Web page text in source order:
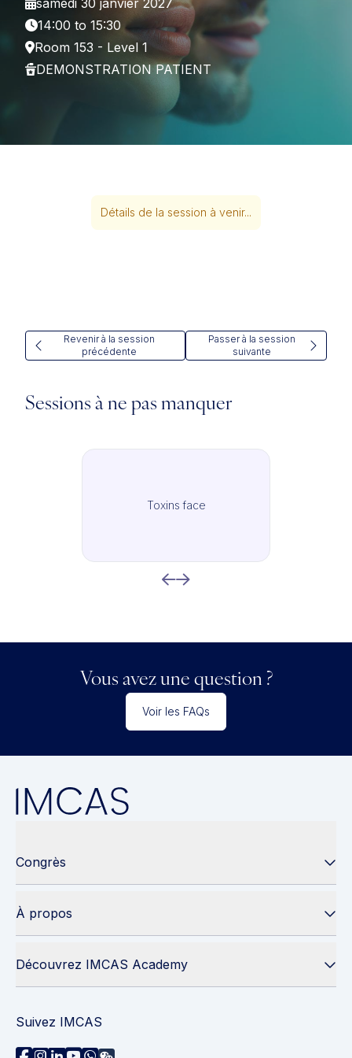
samedi 30 janvier 2027
14:00 to 15:30
Room 153 - Level 1
DEMONSTRATION PATIENT
Détails de la session à venir...
Revenir à la session
précédente
Passer à la session
suivante
Sessions à ne pas manquer
Toxins face
Vous avez une question ?
Voir les FAQs
Congrès
À propos
Découvrez IMCAS Academy
Suivez IMCAS